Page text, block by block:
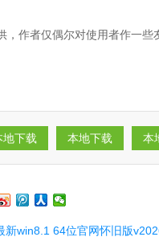
，作者仅偶尔对使用者作一
地下载 本地下载 本
新win8.1 64位官网怀旧版